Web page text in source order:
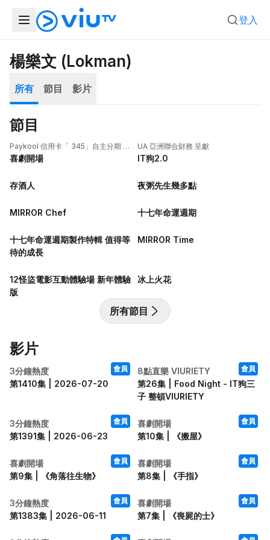
登入
楊樂文 (Lokman)
所有 節目 影片
節目
Paykool 信用卡「 345」自主分期 呈
獻
喜劇開場
UA 亞洲聯合財務 呈獻
IT狗2.0
存酒人 夜粥先生幾多點
MIRROR Chef 十七年命運週期
十七年命運週期製作特輯 值得等
待的成長
MIRROR Time
12怪盜電影互動體驗場 新年體驗
版
冰上火花
所有節目
影片
會員
3分鐘熱度
第1410集 | 2026-07-20
會員
8點直樂 VIURIETY
第26集 | Food Night - IT狗三
子 整頓VIURIETY
會員
3分鐘熱度
第1391集 | 2026-06-23
會員
喜劇開場
第10集 | 《搬屋》
會員
喜劇開場
第9集 | 《角落往生物》
會員
喜劇開場
第8集 | 《手指》
會員
3分鐘熱度
第1383集 | 2026-06-11
會員
喜劇開場
第7集 | 《喪屍的士》